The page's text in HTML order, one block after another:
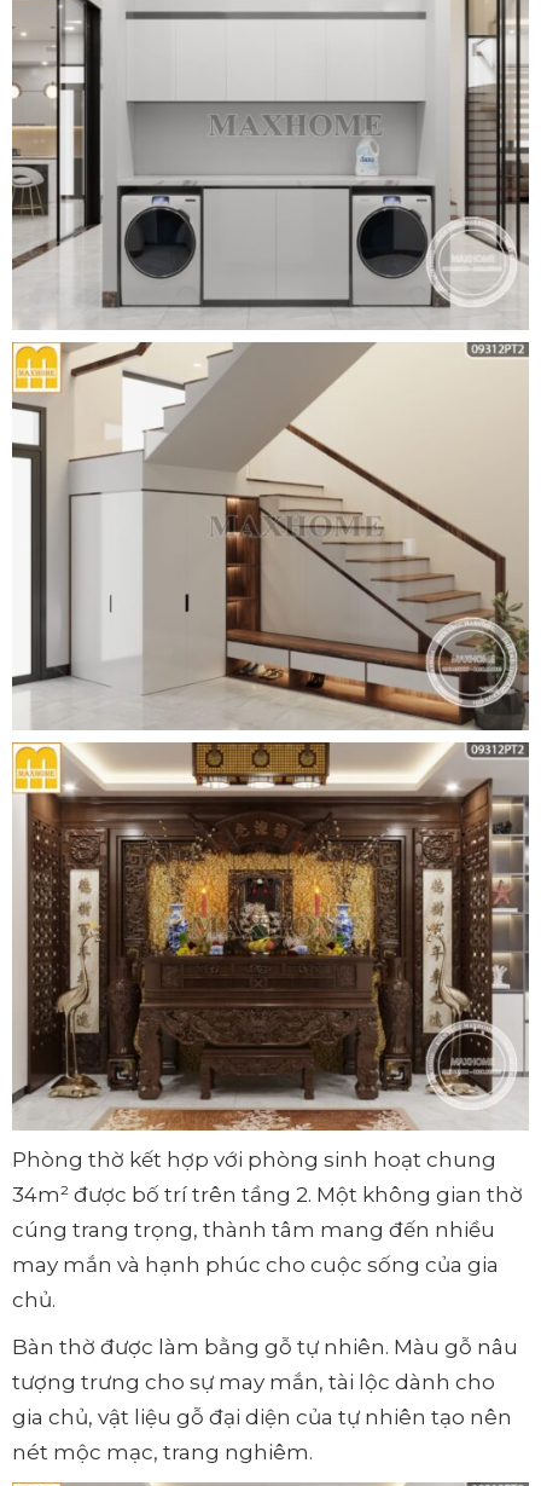
Phòng thờ kết hợp với phòng sinh hoạt chung
34m² được bố trí trên tầng 2. Một không gian thờ
cúng trang trọng, thành tâm mang đến nhiều
may mắn và hạnh phúc cho cuộc sống của gia
chủ.
Bàn thờ được làm bằng gỗ tự nhiên. Màu gỗ nâu
tượng trưng cho sự may mắn, tài lộc dành cho
gia chủ, vật liệu gỗ đại diện của tự nhiên tạo nên
nét mộc mạc, trang nghiêm.